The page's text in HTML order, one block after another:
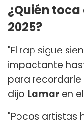
¿Quién toca
2025?
"El rap sigue
impactante
para recordarle
dijo Lamar en
"Pocos artistas